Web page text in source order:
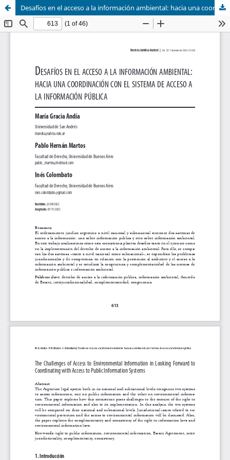
Desafíos en el acceso a la información ambiental: hacia una coordinación con el sistema de acceso a la información pública